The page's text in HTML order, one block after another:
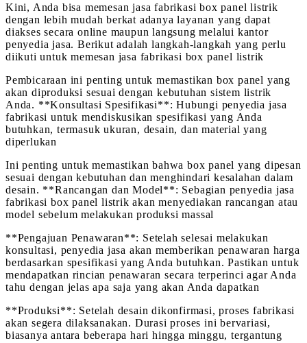
Kini, Anda bisa memesan jasa fabrikasi box panel listrik
dengan lebih mudah berkat adanya layanan yang dapat
diakses secara online maupun langsung melalui kantor
penyedia jasa. Berikut adalah langkah-langkah yang perlu
diikuti untuk memesan jasa fabrikasi box panel listrik
Pembicaraan ini penting untuk memastikan box panel yang
akan diproduksi sesuai dengan kebutuhan sistem listrik
Anda. **Konsultasi Spesifikasi**: Hubungi penyedia jasa
fabrikasi untuk mendiskusikan spesifikasi yang Anda
butuhkan, termasuk ukuran, desain, dan material yang
diperlukan
Ini penting untuk memastikan bahwa box panel yang dipesan
sesuai dengan kebutuhan dan menghindari kesalahan dalam
desain. **Rancangan dan Model**: Sebagian penyedia jasa
fabrikasi box panel listrik akan menyediakan rancangan atau
model sebelum melakukan produksi massal
**Pengajuan Penawaran**: Setelah selesai melakukan
konsultasi, penyedia jasa akan memberikan penawaran harga
berdasarkan spesifikasi yang Anda butuhkan. Pastikan untuk
mendapatkan rincian penawaran secara terperinci agar Anda
tahu dengan jelas apa saja yang akan Anda dapatkan
**Produksi**: Setelah desain dikonfirmasi, proses fabrikasi
akan segera dilaksanakan. Durasi proses ini bervariasi,
biasanya antara beberapa hari hingga minggu, tergantung